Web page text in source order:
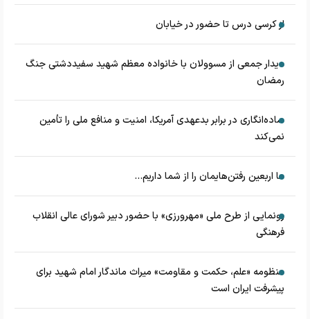
از کرسی درس تا حضور در خیابان
دیدار جمعی از مسوولان با خانواده معظم شهید سفیددشتی جنگ
رمضان
ساده‌انگاری در برابر بدعهدی آمریکا، امنیت و منافع ملی را تأمین
نمی‌کند
ما اربعین رفتن‌هایمان را از شما داریم...
رونمایی از طرح ملی «مهرورزی» با حضور دبیر شورای عالی انقلاب
فرهنگی
منظومه «علم، حکمت و مقاومت» میراث ماندگار امام شهید برای
پیشرفت ایران است